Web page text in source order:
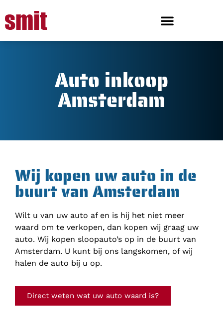
Auto inkoop
Amsterdam
Wij kopen uw auto in de
buurt van Amsterdam
Wilt u van uw auto af en is hij het niet meer
waard om te verkopen, dan kopen wij graag uw
auto. Wij kopen sloopauto’s op in de buurt van
Amsterdam. U kunt bij ons langskomen, of wij
halen de auto bij u op.
Direct weten wat uw auto waard is?